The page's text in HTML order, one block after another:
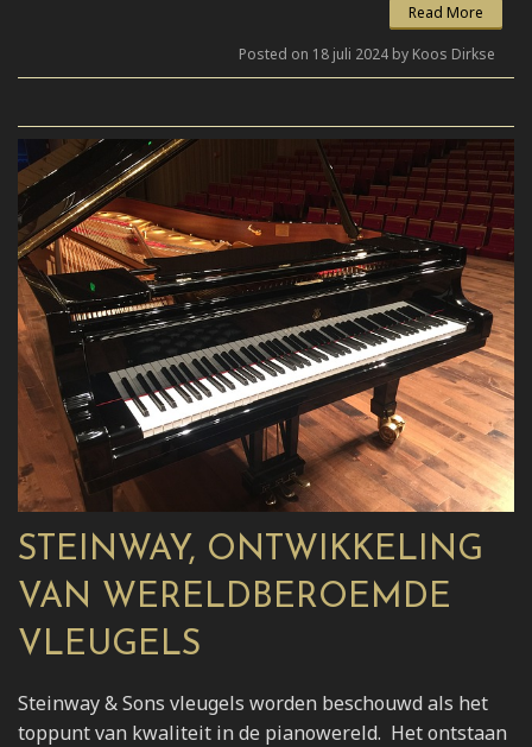
Read More
Posted on 18 juli 2024 by Koos Dirkse
STEINWAY, ONTWIKKELING
VAN WERELDBEROEMDE
VLEUGELS
Steinway & Sons vleugels worden beschouwd als het
toppunt van kwaliteit in de pianowereld. Het ontstaan